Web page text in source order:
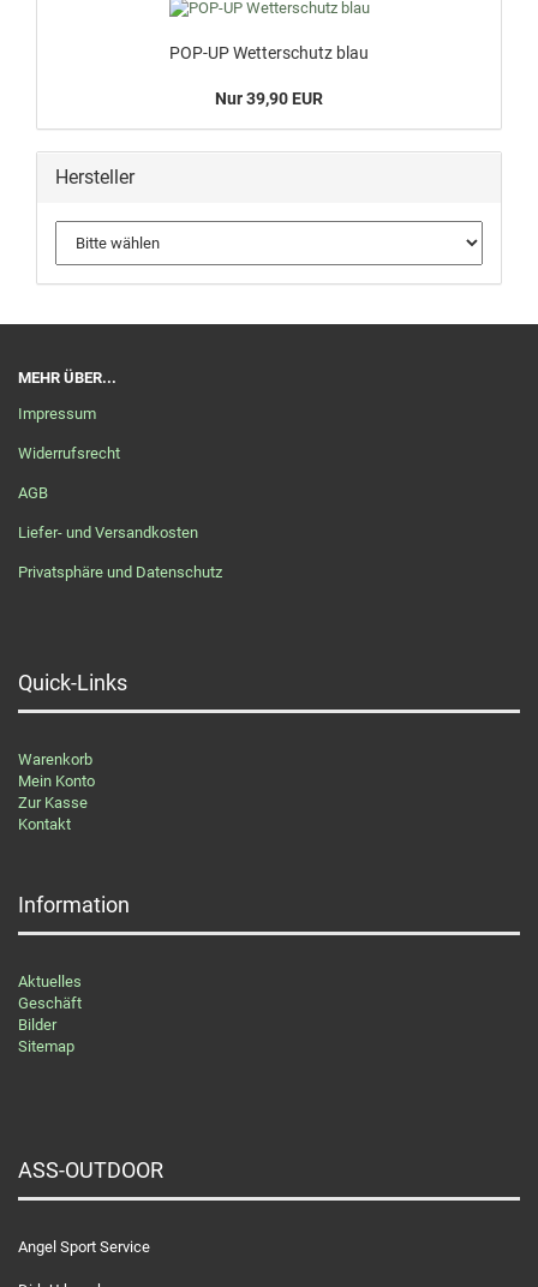
POP-UP Wetterschutz blau
Nur 39,90 EUR
Hersteller
MEHR ÜBER...
Impressum
Widerrufsrecht
AGB
Liefer- und Versandkosten
Privatsphäre und Datenschutz
Quick-Links
Warenkorb
Mein Konto
Zur Kasse
Kontakt
Information
Aktuelles
Geschäft
Bilder
Sitemap
ASS-OUTDOOR
Angel Sport Service